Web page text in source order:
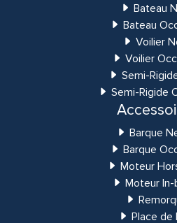
Bateau
Bateau
Voilier
Voilier
Semi-
Semi-Rigide
Barque
Barque
Moteur
Moteur In-
Place de